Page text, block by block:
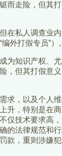
走险，但其
私人调查业内
外打假专员”）。
知识产权、
，但其打假意
，以及个人
升，特别是在
仅技术要求高
的法律规范和
，重则涉嫌